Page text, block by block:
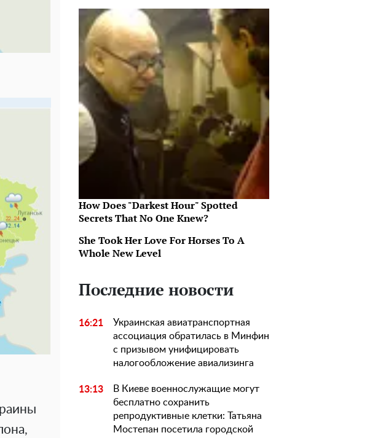
How Does "Darkest Hour" Spotted
Secrets That No One Knew?
She Took Her Love For Horses To A
Whole New Level
Последние новости
16:21
Украинская авиатранспортная
ассоциация обратилась в Минфин
с призывом унифицировать
налогообложение авиализинга
13:13
В Киеве военнослужащие могут
бесплатно сохранить
репродуктивные клетки: Татьяна
Мостепан посетила городской